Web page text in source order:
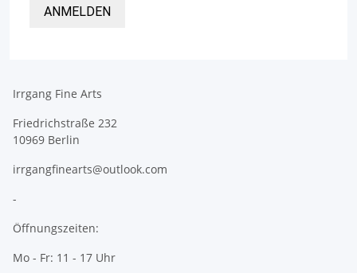
ANMELDEN
Irrgang Fine Arts
Friedrichstraße 232
10969 Berlin
irrgangfinearts@outlook.com
-
Öffnungszeiten:
Mo - Fr: 11 - 17 Uhr